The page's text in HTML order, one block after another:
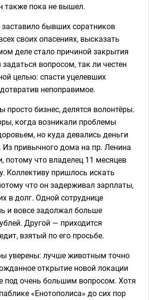
также пока не вышел.
бывших соратников
своих опасениях, высказать
деле стало причиной закрытия
вопросом, так ли честен
целью: спасти уцелевших
непоправимое.
просто бизнес, делятся волонтёры.
когда возникали проблемы
но куда девались деньги
Из привычного дома на пр. Ленина
потому что владелец 11 месяцев
Коллективу пришлось искать
что он задерживал зарплаты,
в долг. Одной сотруднице
и вовсе задолжал больше
Другой — приходится
взятый по его просьбе.
уверены: лучше животным точно
открытие новой локации
под очень большим вопросом. Хотя
«Енотополиса» до сих пор